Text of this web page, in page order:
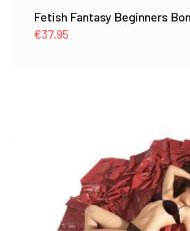
Fetish Fantasy Beginners
€37.95